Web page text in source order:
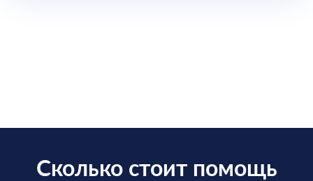
Сколько стоит помощь